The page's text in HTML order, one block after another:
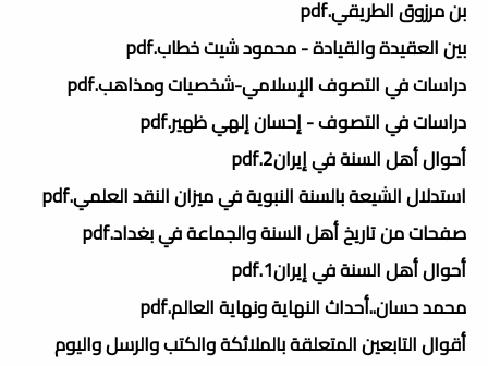
بن مرزوق الطريقي.pdf
بين العقيدة والقيادة - محمود شيت خطاب.pdf
دراسات في التصوف الإسلامي-شخصيات ومذاهب.pdf
دراسات في التصوف - إحسان إلهي ظهير.pdf
أحوال أهل السنة في إيران2.pdf
استدلال الشيعة بالسنة النبوية في ميزان النقد العلمي.pdf
صفحات من تاريخ أهل السنة والجماعة في بغداد.pdf
أحوال أهل السنة في إيران1.pdf
محمد حسان..أحداث النهاية ونهاية العالم.pdf
أقوال التابعين المتعلقة بالملائكة والكتب والرسل واليوم